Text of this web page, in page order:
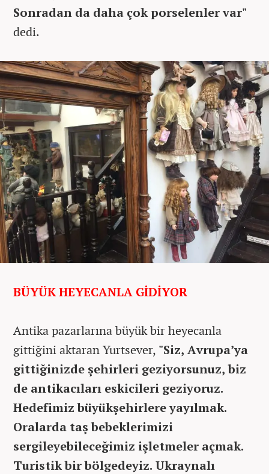
Sonradan da daha çok porselenler var"
dedi.
BÜYÜK HEYECANLA GİDİYOR
Antika pazarlarına büyük bir heyecanla
gittiğini aktaran Yurtsever, "Siz, Avrupa’ya
gittiğinizde şehirleri geziyorsunuz, biz
de antikacıları eskicileri geziyoruz.
Hedefimiz büyükşehirlere yayılmak.
Oralarda taş bebeklerimizi
sergileyebileceğimiz işletmeler açmak.
Turistik bir bölgedeyiz. Ukraynalı